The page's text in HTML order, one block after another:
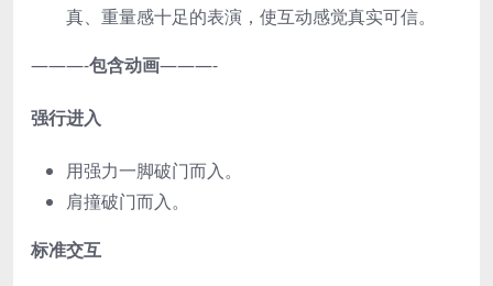
真、重量感十足的表演，使互动感觉真实可信。
———-包含动画———-
强行进入
用强力一脚破门而入。
肩撞破门而入。
标准交互